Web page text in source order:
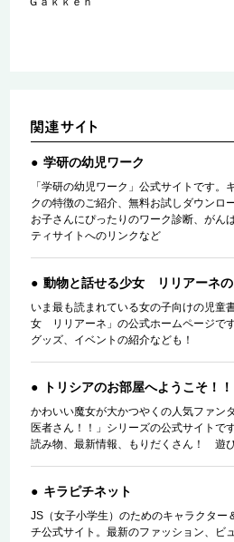
学研の幼児ワーク
「学研の幼児ワーク」公式サイトです。
クの特徴のご紹介、無料お試しダウンロ
お子さんにぴったりのワーク診断、がん
ティサイトへのリンクなど
動物と話せる少女 リリアーネ
いま最も読まれている女の子向けの児童
女 リリアーネ」の公式ホームページで
グッズ、イベントの紹介なども！
トリシアのお部屋へようこそ！！
かわいい魔女が大かつやくの人気ファン
医者さん！！」シリーズの公式サイトで
読み物、最新情報、もりだくさん！ 遊
キラピチネット
JS（女子小学生）のためのキャラクター
チ公式サイト。最新のファッション、ビ